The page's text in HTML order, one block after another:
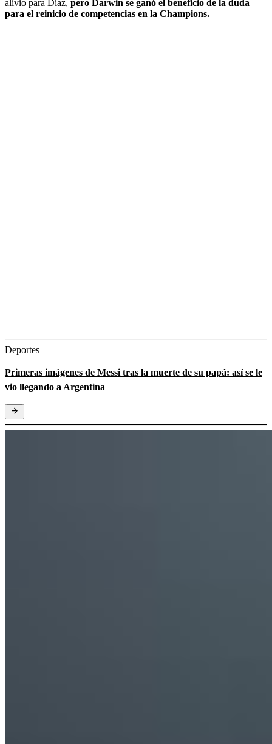
alivio para Díaz, pero Darwin se ganó el beneficio de la duda
para el reinicio de competencias en la Champions.
Deportes
Primeras imágenes de Messi tras la muerte de su papá: así se le
vio llegando a Argentina